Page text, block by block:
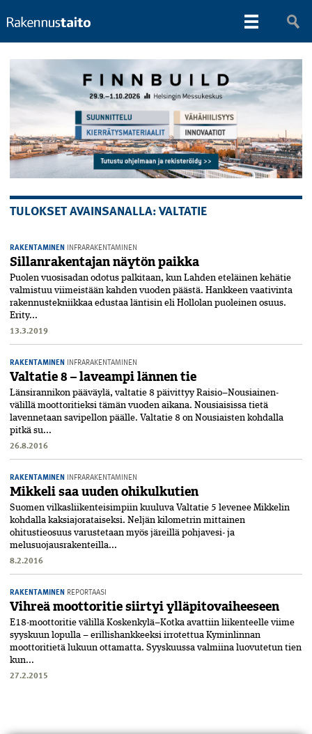
TULOKSET AVAINSANALLA: VALTATIE
RAKENTAMINEN INFRARAKENTAMINEN
Sillanrakentajan näytön paikka
Puolen vuosisadan odotus palkitaan, kun Lahden eteläinen kehätie
valmistuu viimeistään kahden vuoden päästä. Hankkeen vaativinta
rakennustekniikkaa edustaa läntisin eli Hollolan puoleinen osuus.
Erity...
13.3.2019
RAKENTAMINEN INFRARAKENTAMINEN
Valtatie 8 – laveampi lännen tie
Länsirannikon pääväylä, valtatie 8 päivittyy Raisio–Nousiainen-
välillä moottoritieksi tämän vuoden aikana. Nousiaisissa tietä
lavennetaan savipellon päälle. Valtatie 8 on Nousiaisten kohdalla
pitkä su...
26.8.2016
RAKENTAMINEN INFRARAKENTAMINEN
Mikkeli saa uuden ohikulkutien
Suomen vilkasliikenteisimpiin kuuluva Valtatie 5 levenee Mikkelin
kohdalla kaksiajorataiseksi. Neljän kilometrin mittainen
ohitustieosuus varustetaan myös järeillä pohjavesi- ja
melusuojausrakenteilla...
8.2.2016
RAKENTAMINEN REPORTAASI
Vihreä moottoritie siirtyi ylläpitovaiheeseen
E18-moottoritie välillä Koskenkylä–Kotka avattiin liikenteelle viime
syyskuun lopulla – erillishankkeeksi irrotettua Kyminlinnan
moottoritietä lukuun ottamatta. Syyskuussa valmiina luovutetun tien
kun...
27.2.2015